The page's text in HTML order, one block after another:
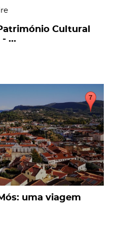
Cultural
...
uma viagem